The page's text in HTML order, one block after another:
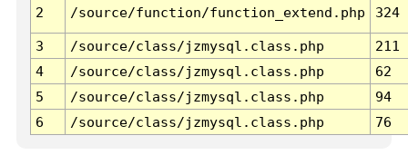
2 /source/function/function_extend.php 324
3 /source/class/jzmysql.class.php
211
4
/source/class/jzmysql.class.php
62
5
/source/class/jzmysql.class.php
94
6
/source/class/jzmysql.class.php 76